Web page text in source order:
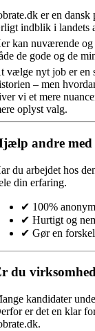
er en
indblik i landets
kan nuværende og
de gode og de
vælge nyt job er en
– men
vi et mere
oplyst valg.
andre med
du arbejdet hos
din erfaring.
✔ 100%
✔ Hurtigt og
✔ Gør en
du
kandidater
er det en klar